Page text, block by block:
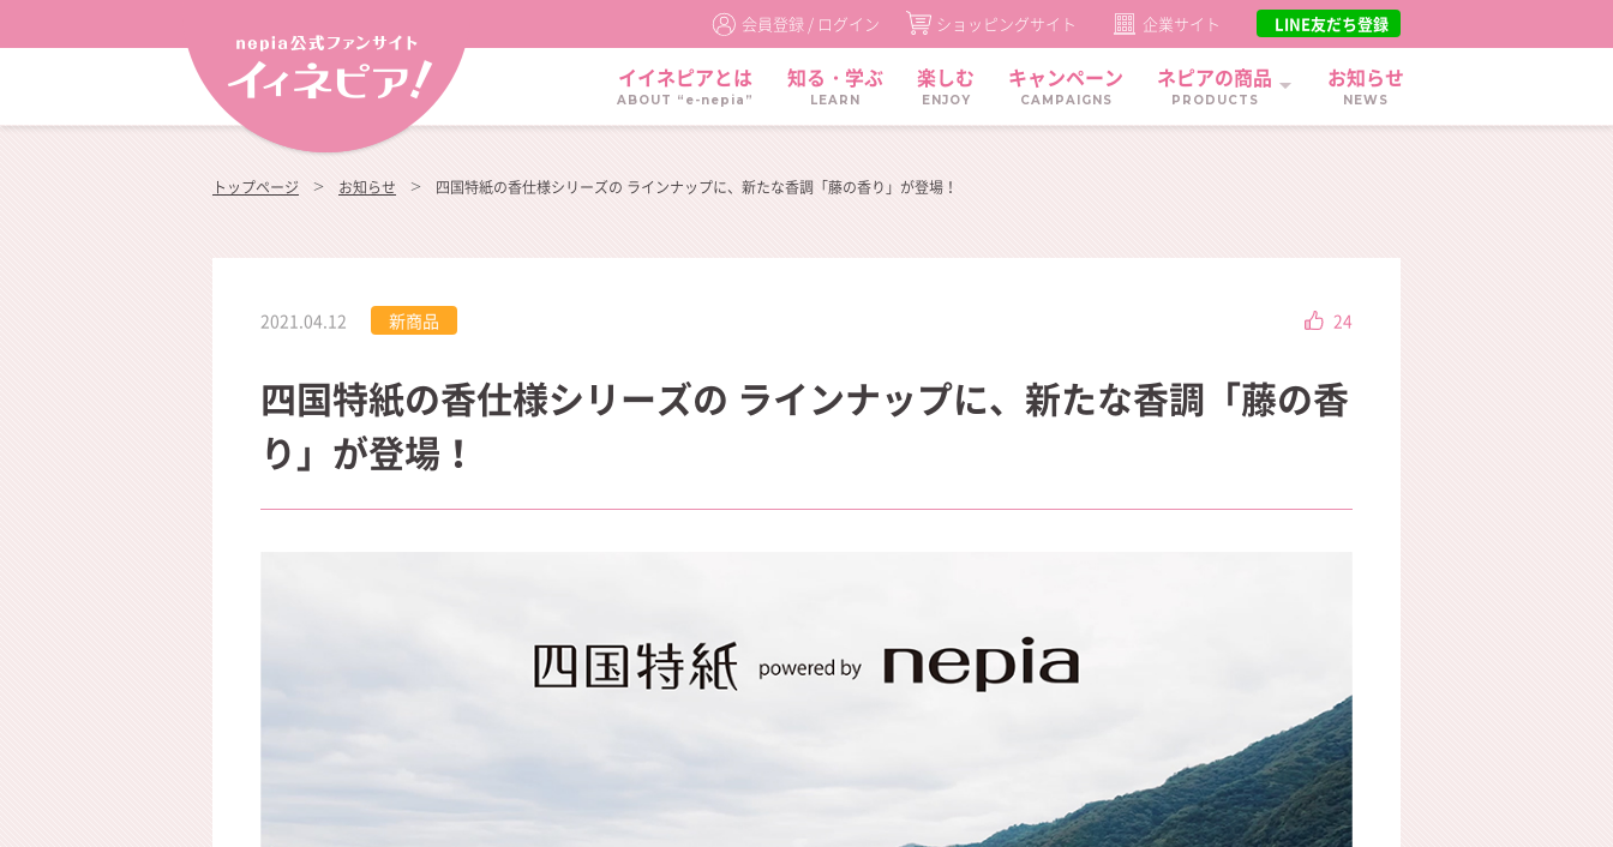
会員登録 / ログイン
イイネピアとは
ABOUT “e-nepia”
知る・学ぶ
LEARN
楽しむ
ENJOY
キャンペーン
CAMPAIGNS
ネピアの商品
PRODUCTS
お知らせ
NEWS
ショッピングサイト 企業サイト LINE友だち登録
トップページ お知らせ 四国特紙の香仕様シリーズの ラインナップに、新たな香調「藤の香り」が登場！
2021.04.12 新商品 24
四国特紙の香仕様シリーズの ラインナップに、新たな香調「藤の香
り」が登場！